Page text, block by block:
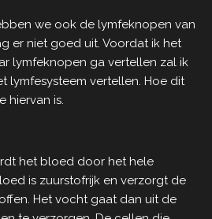
we ook de lymfeknopen van
er niet goed uit. Voordat ik het
lymfeknopen ga vertellen zal ik
lymfesysteem vertellen. Hoe dit
hiervan is.
het bloed door het hele
is zuurstofrijk en verzorgt de
Het vocht gaat dan uit de